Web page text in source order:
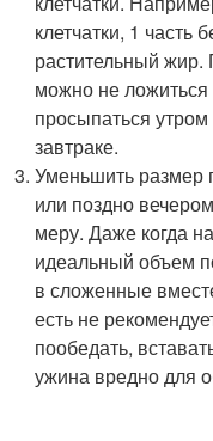
клетчатки, 1 часть
растительный
можно не
просыпаться
завтраке.
Уменьшить размер
или поздно
меру. Даже когда
идеальный объем
в сложенные
есть не
пообедать,
ужина вредно для